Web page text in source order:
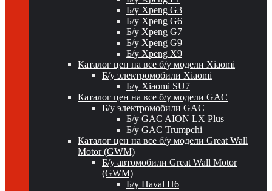
Б/у Xpeng G3
Б/у Xpeng G6
Б/у Xpeng G7
Б/у Xpeng G9
Б/у Xpeng X9
Каталог цен на все б/у модели Xiaomi
Б/у электромобили Xiaomi
Б/у Xiaomi SU7
Каталог цен на все б/у модели GAC
Б/у электромобили GAC
Б/у GAC AION LX Plus
Б/у GAC Trumpchi
Каталог цен на все б/у модели Great Wall
Motor (GWM)
Б/у автомобили Great Wall Motor
(GWM)
Б/у Haval H6